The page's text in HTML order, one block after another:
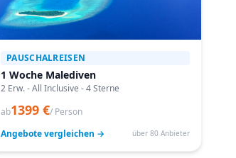
PAUSCHALREISEN
1 Woche Malediven
2 Erw. - All Inclusive - 4 Sterne
ab1399 €/ Person
Angebote vergleichen →
über 80 Anbieter